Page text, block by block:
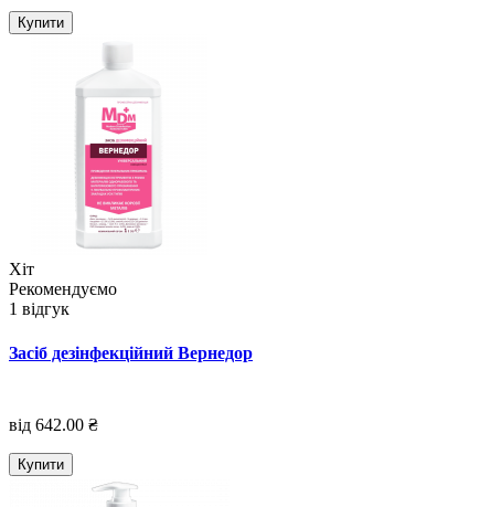
Купити
Хіт
Рекомендуємо
1 відгук
Засіб дезінфекційний Вернедор
від 642.00 ₴
Купити